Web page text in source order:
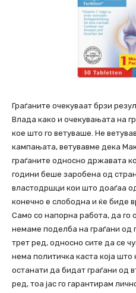
Граѓаните очекуваат брзи
Влада како и очекувањата на
кое што го ветуваше. Не
кампањата, ветувавме дека
граѓаните односно државата
години беше заробена од
властодршци кои што доаѓаа
конечно е слободна и ќе биде
Само со напорна работа, да го
немаме поделба на граѓани од
трет ред, односно сите да се
нема политичка каста која
останати да бидат граѓани од
ред, тоа јас го гарантирам